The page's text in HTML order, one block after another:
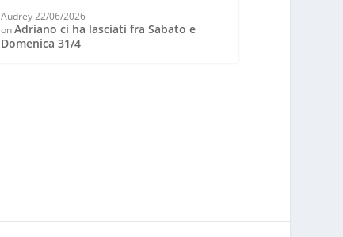
Audrey 22/06/2026
onAdriano ci ha lasciati fra Sabato e
Domenica 31/4